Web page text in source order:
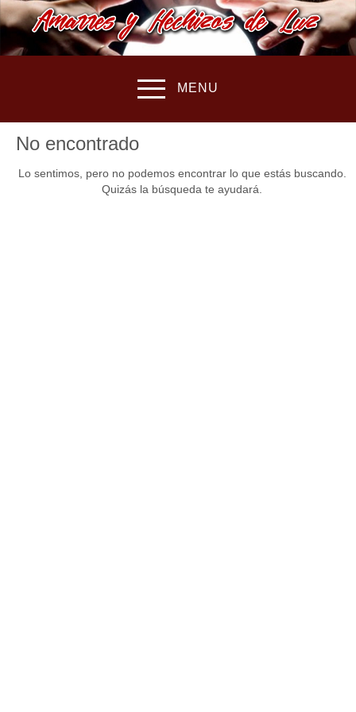
MENU
No encontrado
Lo sentimos, pero no podemos encontrar lo que estás buscando.
Quizás la búsqueda te ayudará.